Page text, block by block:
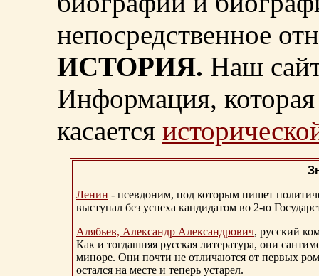
непосредственное
ИСТОРИЯ. Наш
Информация, которая
касается
Ленин - псевдоним, под которым пишет
выступал без успеха кандидатом во 2-ю
Алябьев, Александр Александрович, русский
Как и тогдашняя русская литература, они
миноре. Они почти не отличаются от первых
остался на месте и теперь устарел.